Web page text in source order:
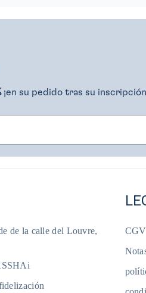
¡en su pedido tras su
de la calle del Louvre,
CGV